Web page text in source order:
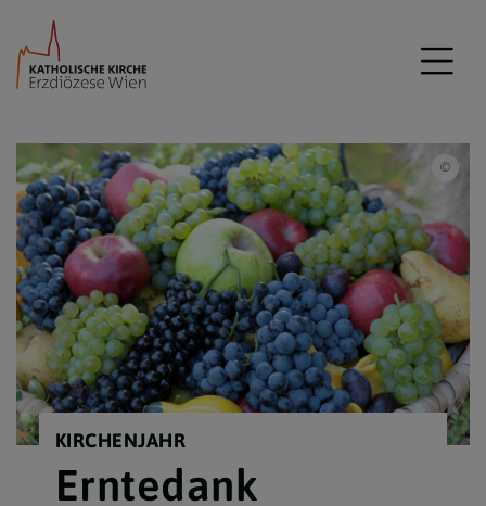
KIRCHENJAHR
Erntedank